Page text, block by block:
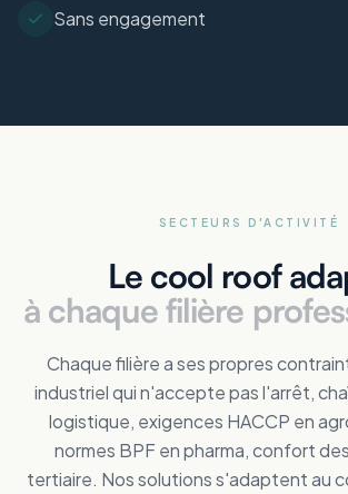
Sans engagement
SECTEURS D'ACTIVITÉ
Le cool roof
à chaque filière
Chaque filière a ses propres
industriel qui n'accepte pas l'arrêt,
logistique, exigences HACCP en
normes BPF en pharma, confort
tertiaire. Nos solutions s'adaptent au